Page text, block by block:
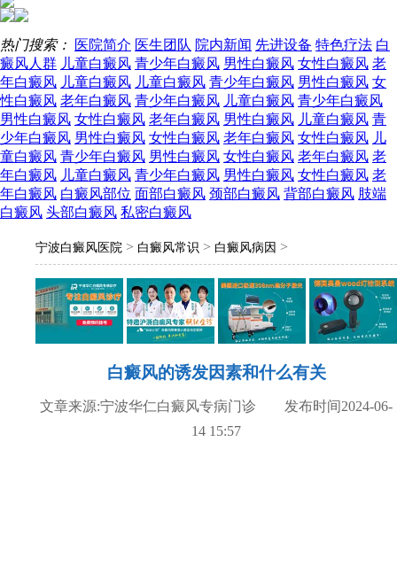
热门搜索： 医院简介 医生团队 院内新闻 先进设备 特色疗法 白
癜风人群 儿童白癜风 青少年白癜风 男性白癜风 女性白癜风 老
年白癜风 儿童白癜风 儿童白癜风 青少年白癜风 男性白癜风 女
性白癜风 老年白癜风 青少年白癜风 儿童白癜风 青少年白癜风
男性白癜风 女性白癜风 老年白癜风 男性白癜风 儿童白癜风 青
少年白癜风 男性白癜风 女性白癜风 老年白癜风 女性白癜风 儿
童白癜风 青少年白癜风 男性白癜风 女性白癜风 老年白癜风 老
年白癜风 儿童白癜风 青少年白癜风 男性白癜风 女性白癜风 老
年白癜风 白癜风部位 面部白癜风 颈部白癜风 背部白癜风 肢端
白癜风 头部白癜风 私密白癜风
宁波白癜风医院 > 白癜风常识 > 白癜风病因 >
白癜风的诱发因素和什么有关
文章来源:宁波华仁白癜风专病门诊 发布时间2024-06-
14 15:57